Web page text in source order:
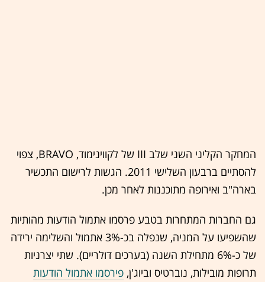
המחקר הקליני השני שלב III של לקווינימוד, BRAVO, צפוי
להסתיים ברבעון השלישי 2011. הגשות לרישום התכשיר
בארה"ב ואירופה מתוכננות לאחר מכן.
גם החברות המתחרות בטבע פרסמו אתמול הודעות מהותיות
שהשפיעו על המניה, שנפלה בכ-3% אתמול והשלימה ירידה
של כ-6% מתחילת השנה (בערכים דולריים). שתי יצרניות
תרופות מובילות, נוברטיס וביוג'ן, פירסמו אתמול הודעות